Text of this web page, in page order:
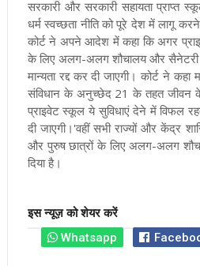
सरकारी और सरकारी सहायता प्राप्त
धर्म स्वच्छता नीति को पूरे देश में लागू
कोर्ट ने अपने आदेश में कहा कि अगर
के लिए अलग-अलग शौचालय और सैनेटरी
मान्यता रद्द कर दी जाएगी। कोर्ट ने कहा
संविधान के अनुच्छेद 21 के तहत जीवन
प्राइवेट स्कूल ये सुविधाएं देने में विफल
दी जाएगी।'वहीं सभी राज्यों और केंद्र
और पुरुष छात्रों के लिए अलग-अलग
दिया है।
इस न्यूज़ को शेयर करें
Whatsapp